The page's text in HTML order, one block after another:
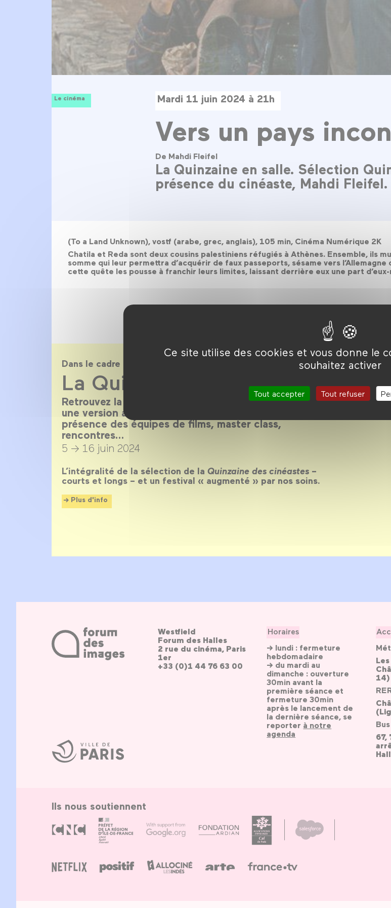
Ce site utilise des cookies et vous donne le
souhaitez activer
Tout accepter Tout refuser
Le cinéma Mardi 11 juin 2024 à 21h
Vers un pays
De Mahdi Fleifel
La Quinzaine en salle. Sélection
présence du cinéaste, Mahdi Fleifel.
(To a Land Unknown), vostf (arabe, grec, anglais), 105 min, Cinéma Numérique 2K
Chatila et Reda sont deux cousins palestiniens réfugiés à Athènes. Ensemble, ils
somme qui leur permettra d’acquérir de faux passeports, sésame vers
cette quête les pousse à franchir leurs limites, laissant derrière eux une part d’eux-
Dans le cadre de
La Quinzaine en salle 2024
Retrouvez la sélection 2024 au Forum des images pour
une version augmentée du festival: projections en
présence des équipes de films, master class,
rencontres…
5 → 16 juin 2024
L’intégralité de la sélection de la Quinzaine des cinéastes –
courts et longs – et un festival « augmenté » par nos soins.
Plus d'info
Ville
de
Paris
Westfield
Forum des Halles
2 rue du cinéma, Paris
1er
+33 (0)1 44 76 63 00
Horaires
→ lundi : fermeture
hebdomadaire
→ du mardi au
dimanche : ouverture
30min avant la
première séance et
fermeture 30min
après le lancement de
la dernière séance, se
reporter à notre
agenda
14)
Bus
67,
Ils nous soutiennent